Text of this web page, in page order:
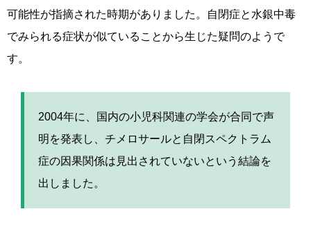
可能性が指摘された時期がありました。自閉症と水銀中毒
でみられる症状が似ていることから生じた疑問のようで
す。
2004年に、国内の小児科関連の学会が合同で声
明を発表し、チメロサールと自閉スペクトラム
症の因果関係は見出されていないという結論を
出しました。